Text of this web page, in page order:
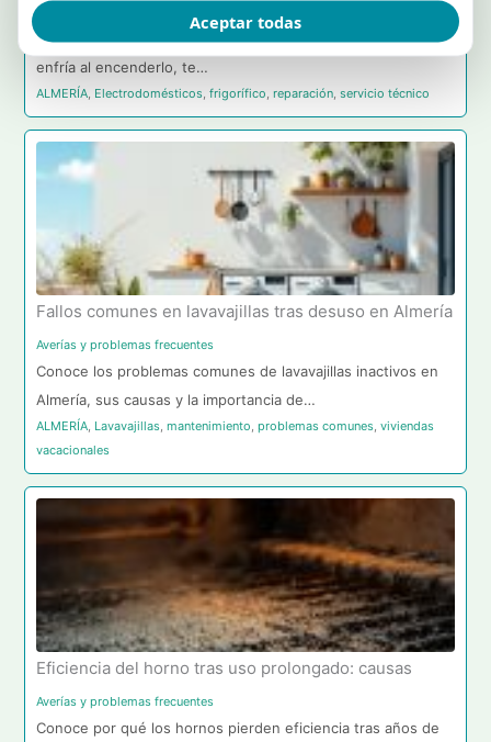
Averías y problemas frecuentes
Si tu frigorífico en Almería ha estado semanas apagado y no
enfría al encenderlo, te…
ALMERÍA, Electrodomésticos,frigorífico,reparación,servicio técnico
Fallos comunes en lavavajillas tras desuso en Almería
Averías y problemas frecuentes
Conoce los problemas comunes de lavavajillas inactivos en
Almería, sus causas y la importancia de…
ALMERÍA Lavavajillas ,mantenimiento ,problemas comunes ,viviendas
vacacionales
Eficiencia del horno tras uso prolongado: causas
Averías y problemas frecuentes
Conoce por qué los hornos pierden eficiencia tras años de
Aceptar todas